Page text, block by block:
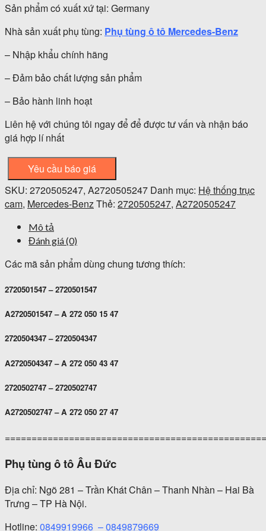
Sản phẩm có xuất xứ tại: Germany
Nhà sản xuất phụ tùng: Phụ tùng ô tô Mercedes-Benz
– Nhập khẩu chính hãng
– Đảm bảo chất lượng sản phẩm
– Bảo hành linh hoạt
Liên hệ với chúng tôi ngay để để được tư vấn và nhận báo
giá hợp lí nhất
Yêu cầu báo giá
SKU: 2720505247, A2720505247 Danh mục: Hệ thống trục
cam, Mercedes-BenzThẻ: 2720505247, A2720505247
Mô tả
Đánh giá (0)
Các mã sản phẩm dùng chung tương thích:
2720501547 – 2720501547
A2720501547 – A 272 050 15 47
2720504347 – 2720504347
A2720504347 – A 272 050 43 47
2720502747 – 2720502747
A2720502747 – A 272 050 27 47
Phụ tùng ô tô Âu Đức
Địa chỉ: Ngõ 281 – Trần Khát Chân – Thanh Nhàn – Hai Bà
Trưng – TP Hà Nội.
Hotline: 0849919966 –0849879669